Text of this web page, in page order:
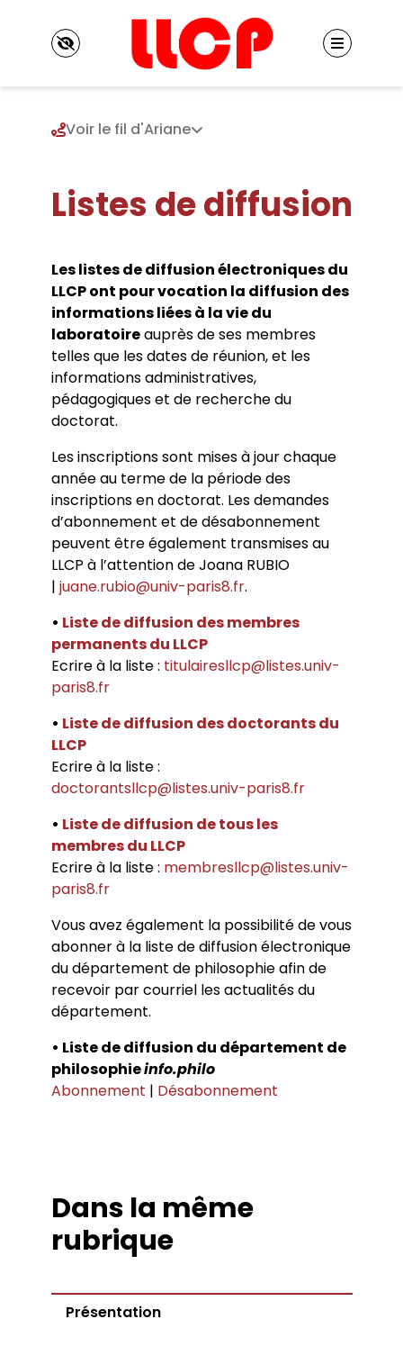
Le LLCP
Historique
Conseil de laboratoire
Réglement interne
Locaux
Listes de diffusion
Contacts
Axe 1. Hétérogénéité des mondes et logiques
de l’émancipation
Axe 2. Fictions et rationalités : techniques,
écologies, politiques
Axe 3. Groupe européen de recherches
philosophiques transdisciplinaires
Chaire internationale de philosophie
contemporaine de l’Université Paris 8
Directions de thèse
foucaldiennes
Jeune recherche
Projets scientifiques adossés à des
programmes
Membres
Enseignants chercheurs
Enseignants chercheurs émérites et
honoraires
Chercheurs associés
Chercheurs internationaux associés
Doctorants
Anciens diplômés
Vie scientifique
Séminaires
Colloques et journées d’études
Conférences
Doctorants et postdoctorants visitants
Soutenances de thèses de doctorat
Soutenances de thèses HDR
Interventions extérieures
Autres événements
Appels à contributions
Publications
Ouvrages
Dossiers et numéros de revues
RevueCahiers critiques de philosophie
Revues et collections
Thèses
Actes audiovisuels
Votre Espace
Calendrier d’accueil
Calendrier de la vie scientifique du LLCP
Admission et inscription
Accès à distance (e-P8 | ADUM)
Guide WikiP8
Guide du doctorat
Bibliothèques universitaires
Voir le fil d'Ariane
Listes de diffusion
Les listes de diffusion électroniques du
LLCP ont pour vocation la diffusion des
informations liées à la vie du
laboratoireauprès de ses membres
telles que les dates de réunion, et les
informations administratives,
pédagogiques et de recherche du
doctorat.
Les inscriptions sont mises à jour chaque
année au terme de la période des
inscriptions en doctorat. Les demandes
d’abonnement et de désabonnement
peuvent être également transmises au
LLCP à l’attention de Joana RUBIO
| juane.rubio@univ-paris8.fr.
• Liste de diffusion des membres
permanents du LLCP
Ecrire à la liste : titulairesllcp@listes.univ-
paris8.fr
• Liste de diffusion des doctorants du
LLCP
Ecrire à la liste :
doctorantsllcp@listes.univ-paris8.fr
• Liste de diffusion de tous les
membres du LLCP
Ecrire à la liste : membresllcp@listes.univ-
paris8.fr
Vous avez également la possibilité de vous
abonner à la liste de diffusion électronique
du département de philosophie afin de
recevoir par courriel les actualités du
département.
• Liste de diffusion du département de
philosophieinfo.philo
Abonnement | Désabonnement
Dans la même
rubrique
Présentation